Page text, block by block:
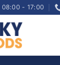
08:00 - 17:00